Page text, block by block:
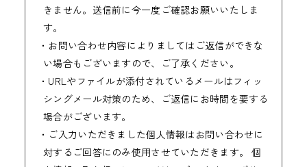
きません。送信前に今一度ご確認お願いいたしま
す。
・お問い合わせ内容によりましてはご返信ができな
い場合もございますので、ご了承ください。
・URLやファイルが添付されているメールはフィッ
シングメール対策のため、ご返信にお時間を要する
場合がございます。
・ご入力いただきました個人情報はお問い合わせに
対するご回答にのみ使用させていただきます。 個